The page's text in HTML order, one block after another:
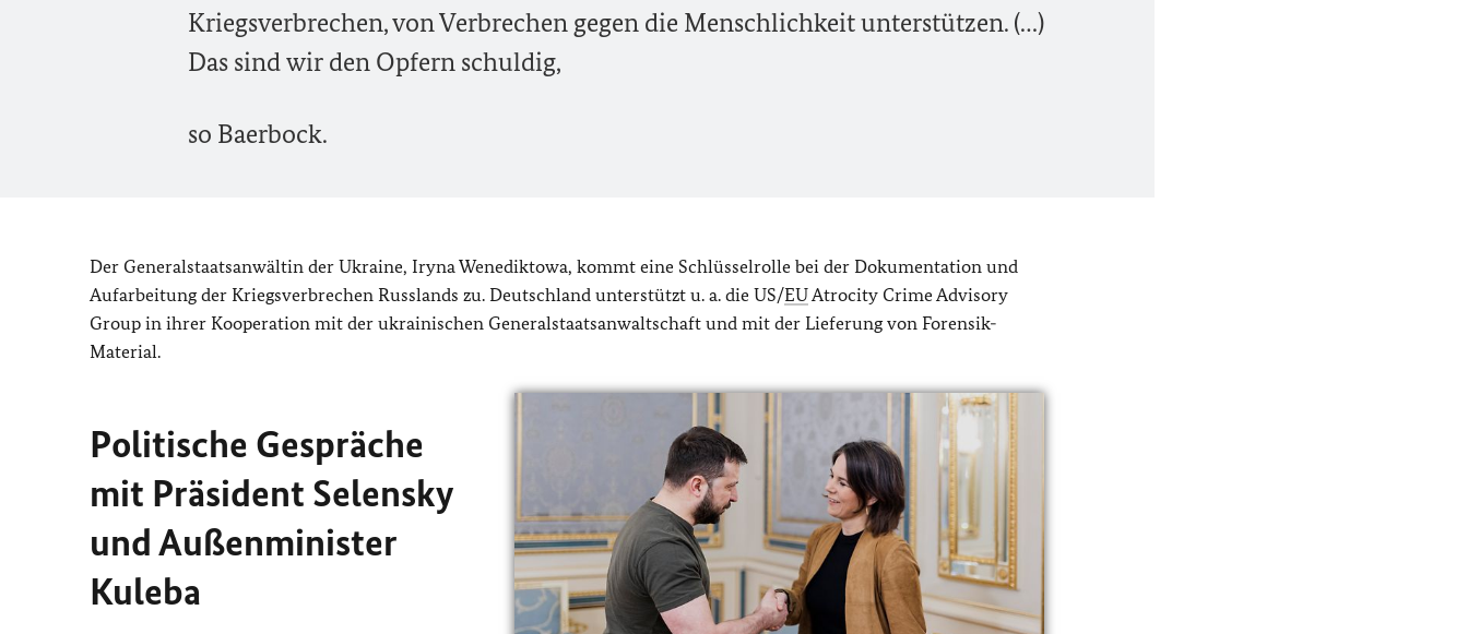
Kriegsverbrechen, von Verbrechen gegen die Menschlichkeit unterstützen. (…)
Das sind wir den Opfern schuldig,
so Baerbock.
Der Generalstaatsanwältin der Ukraine, Iryna Wenediktowa, kommt eine Schlüsselrolle bei der Dokumentation und
Aufarbeitung der Kriegsverbrechen Russlands zu. Deutschland unterstützt u. a. die US/EU Atrocity Crime Advisory
Group in ihrer Kooperation mit der ukrainischen Generalstaatsanwaltschaft und mit der Lieferung von Forensik-
Material.
Politische Gespräche
mit Präsident Selensky
und Außenminister
Kuleba